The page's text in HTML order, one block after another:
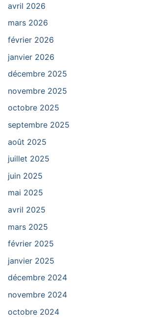
avril 2026
mars 2026
février 2026
janvier 2026
décembre 2025
novembre 2025
octobre 2025
septembre 2025
août 2025
juillet 2025
juin 2025
mai 2025
avril 2025
mars 2025
février 2025
janvier 2025
décembre 2024
novembre 2024
octobre 2024